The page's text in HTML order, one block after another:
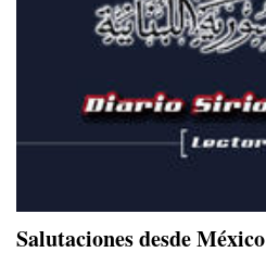
Salutaciones desde México